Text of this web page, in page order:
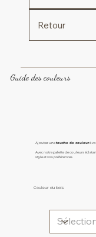
Retour
Guide des couleurs
Ajoutez unetouche de couleurà
Avec notre palette de couleurs
style et vos préférences.
Couleur du bois